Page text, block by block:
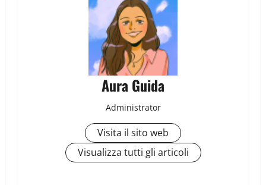
Aura Guida
Administrator
Visita il sito web
Visualizza tutti gli articoli